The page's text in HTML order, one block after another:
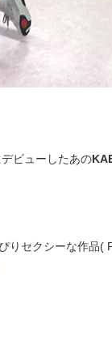
ビューしたあの
りセクシーな作品(